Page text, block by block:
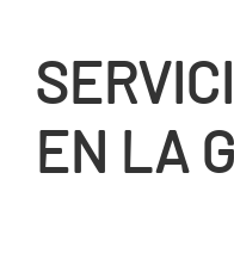
EN LA